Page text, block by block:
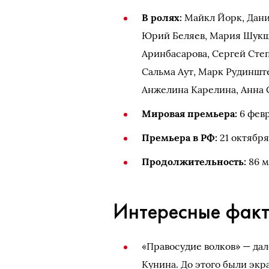
В ролях: Майкл Йорк,
Юрий Беляев, Мария
Аринбасарова, Сергей
Сальма Аут, Марк
Анжелина Карелина, Анна
Мировая премьера: 6
Премьера в РФ: 21
Продолжительность: 86
Интересные
«Правосудие волков» —
Кунина. До этого были